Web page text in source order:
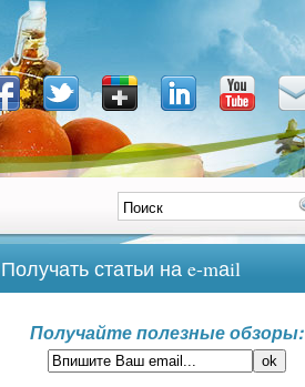
Получать статьи на e-mаil
Получайте полезные обзоры: